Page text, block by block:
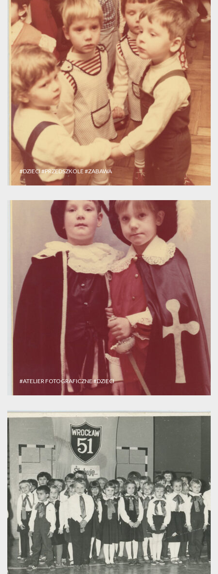
#DZIECI #PRZEDSZKOLE #ZABAWA
#ATELIER FOTOGRAFICZNE#DZIECI